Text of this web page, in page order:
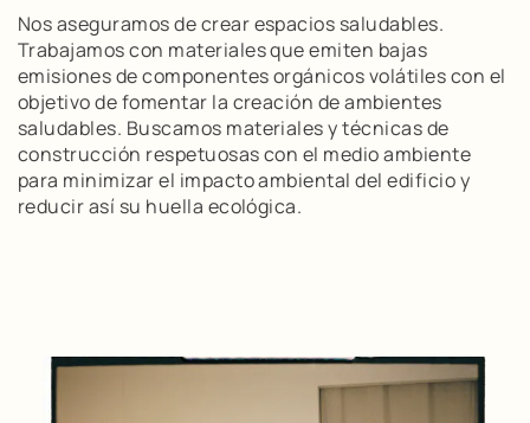
Nos aseguramos de crear espacios saludables.
Trabajamos con materiales que emiten bajas
emisiones de componentes orgánicos volátiles con el
objetivo de fomentar la creación de ambientes
saludables. Buscamos materiales y técnicas de
construcción respetuosas con el medio ambiente
para minimizar el impacto ambiental del edificio y
reducir así su huella ecológica.